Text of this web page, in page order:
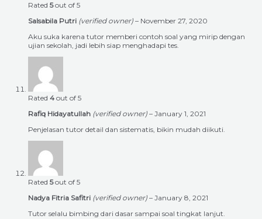
Rated 5out of 5
Salsabila Putri (verified owner) – November 27, 2020
Aku suka karena tutor memberi contoh soal yang mirip dengan
ujian sekolah, jadi lebih siap menghadapi tes.
Rated 4 out of 5
Rafiq Hidayatullah (verified owner) – January 1, 2021
Penjelasan tutor detail dan sistematis, bikin mudah diikuti.
Rated 5out of 5
Nadya Fitria Safitri (verified owner) – January 8, 2021
Tutor selalu bimbing dari dasar sampai soal tingkat lanjut.